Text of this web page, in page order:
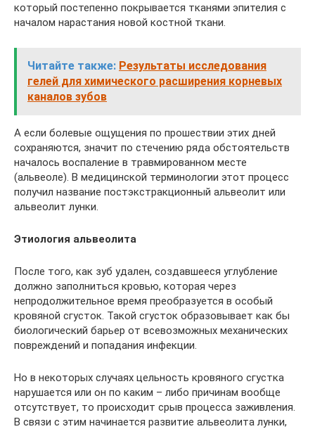
который постепенно покрывается тканями эпителия с
началом нарастания новой костной ткани.
Читайте также: Результаты исследования
гелей для химического расширения корневых
каналов зубов
А если болевые ощущения по прошествии этих дней
сохраняются, значит по стечению ряда обстоятельств
началось воспаление в травмированном месте
(альвеоле). В медицинской терминологии этот процесс
получил название постэкстракционный альвеолит или
альвеолит лунки.
Этиология альвеолита
После того, как зуб удален, создавшееся углубление
должно заполниться кровью, которая через
непродолжительное время преобразуется в особый
кровяной сгусток. Такой сгусток образовывает как бы
биологический барьер от всевозможных механических
повреждений и попадания инфекции.
Но в некоторых случаях цельность кровяного сгустка
нарушается или он по каким – либо причинам вообще
отсутствует, то происходит срыв процесса заживления.
В связи с этим начинается развитие альвеолита лунки,